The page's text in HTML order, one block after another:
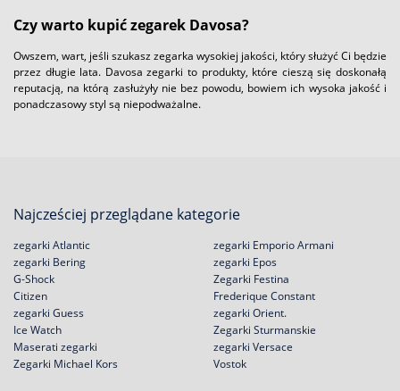
Czy warto kupić zegarek Davosa?
Owszem, wart, jeśli szukasz zegarka wysokiej jakości, który służyć Ci będzie
przez długie lata. Davosa zegarki to produkty, które cieszą się doskonałą
reputacją, na którą zasłużyły nie bez powodu, bowiem ich wysoka jakość i
ponadczasowy styl są niepodważalne.
Najcześciej przeglądane kategorie
zegarki Atlantic
zegarki Bering
G-Shock
Citizen
zegarki Emporio Armani
zegarki Epos
Zegarki Festina
Frederique Constant
zegarki Guess
Ice Watch
Maserati zegarki
Zegarki Michael Kors
zegarki Orient.
Zegarki Sturmanskie
zegarki Versace
Vostok